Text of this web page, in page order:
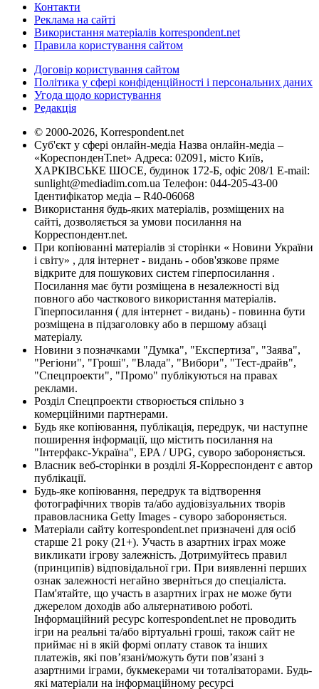
Контакти
Реклама на сайті
Використання матеріалів korrespondent.net
Правила користування сайтом
Договір користування сайтом
Політика у сфері конфіденційності і персональних даних
Угода щодо користування
Редакція
© 2000-2026, Korrespondent.net
Суб'єкт у сфері онлайн-медіа Назва онлайн-медіа –
«КореспонденТ.net» Адреса: 02091, місто Київ,
ХАРКІВСЬКЕ ШОСЕ, будинок 172-Б, офіс 208/1 E-mail:
sunlight@mediadim.com.ua Телефон: 044-205-43-00
Ідентифікатор медіа – R40-06068
Використання будь-яких матеріалів, розміщених на
сайті, дозволяється за умови посилання на
Корреспондент.net.
При копіюванні матеріалів зі сторінки « Новини України
і світу» , для інтернет - видань - обов'язкове пряме
відкрите для пошукових систем гіперпосилання .
Посилання має бути розміщена в незалежності від
повного або часткового використання матеріалів.
Гіперпосилання ( для інтернет - видань) - повинна бути
розміщена в підзаголовку або в першому абзаці
матеріалу.
Новини з позначками "Думка", "Експертиза", "Заява",
"Регіони", "Гроші", "Влада", "Вибори", "Тест-драйв",
"Спецпроекти", "Промо" публікуються на правах
реклами.
Розділ Спецпроекти створюється спільно з
комерційними партнерами.
Будь яке копіювання, публікація, передрук, чи наступне
поширення інформації, що містить посилання на
"Інтерфакс-Україна", EPA / UPG, суворо забороняється.
Власник веб-сторінки в розділі Я-Корреспондент є автор
публікації.
Будь-яке копіювання, передрук та відтворення
фотографічних творів та/або аудіовізуальних творів
правовласника Getty Images - суворо забороняється.
Матеріали сайту korrespondent.net призначені для осіб
старше 21 року (21+). Участь в азартних іграх може
викликати ігрову залежність. Дотримуйтесь правил
(принципів) відповідальної гри. При виявленні перших
ознак залежності негайно зверніться до спеціаліста.
Пам'ятайте, що участь в азартних іграх не може бути
джерелом доходів або альтернативою роботі.
Інформаційний ресурс korrespondent.net не проводить
ігри на реальні та/або віртуальні гроші, також сайт не
приймає ні в якій формі оплату ставок та інших
платежів, які пов’язані/можуть бути пов’язані з
азартними іграми, букмекерами чи тоталізаторами. Будь-
які матеріали на інформаційному ресурсі